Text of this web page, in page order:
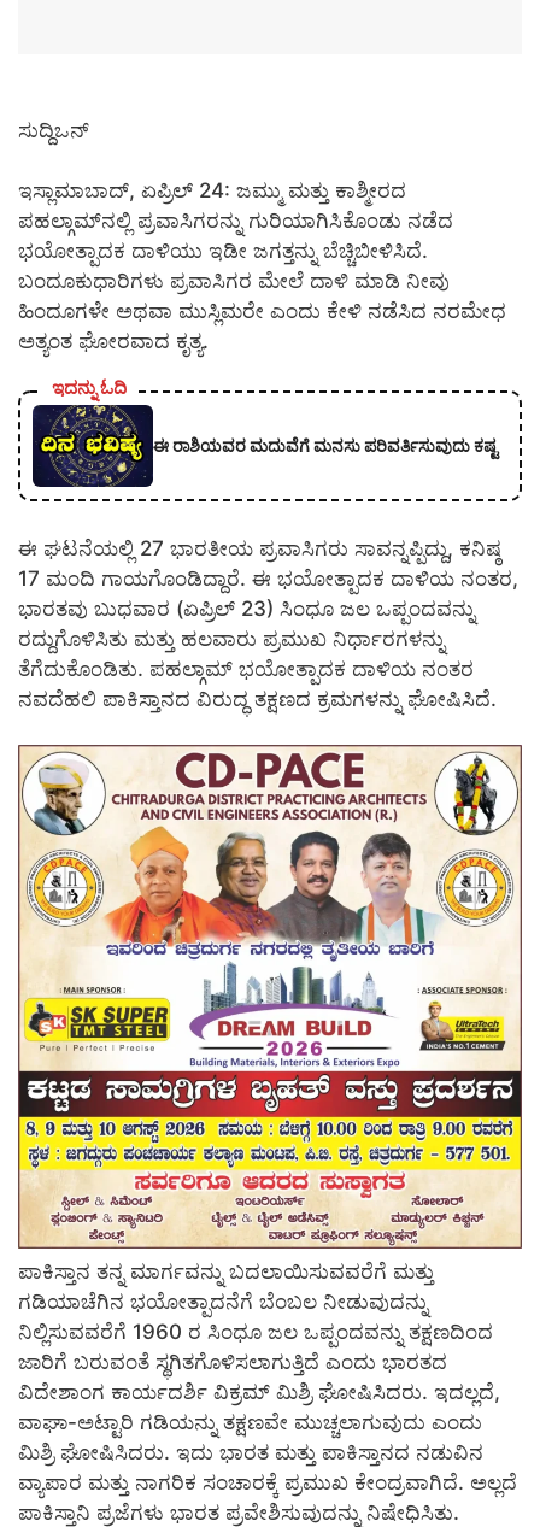
ಸುದ್ದಿಒನ್
ಇಸ್ಲಾಮಾಬಾದ್, ಏಪ್ರಿಲ್ 24: ಜಮ್ಮು ಮತ್ತು ಕಾಶ್ಮೀರದ
ಪಹಲ್ಗಾಮ್‌ನಲ್ಲಿ ಪ್ರವಾಸಿಗರನ್ನು ಗುರಿಯಾಗಿಸಿಕೊಂಡು ನಡೆದ
ಭಯೋತ್ಪಾದಕ ದಾಳಿಯು ಇಡೀ ಜಗತ್ತನ್ನು ಬೆಚ್ಚಿಬೀಳಿಸಿದೆ.
ಬಂದೂಕುಧಾರಿಗಳು ಪ್ರವಾಸಿಗರ ಮೇಲೆ ದಾಳಿ ಮಾಡಿ ನೀವು
ಹಿಂದೂಗಳೇ ಅಥವಾ ಮುಸ್ಲಿಮರೇ ಎಂದು ಕೇಳಿ ನಡೆಸಿದ ನರಮೇಧ
ಅತ್ಯಂತ ಘೋರವಾದ ಕೃತ್ಯ.
ಇದನ್ನು ಓದಿ
ಈ ರಾಶಿಯವರ ಮದುವೆಗೆ ಮನಸು ಪರಿವರ್ತಿಸುವುದು ಕಷ್ಟ
ಈ ಘಟನೆಯಲ್ಲಿ 27 ಭಾರತೀಯ ಪ್ರವಾಸಿಗರು ಸಾವನ್ನಪ್ಪಿದ್ದು, ಕನಿಷ್ಠ
17 ಮಂದಿ ಗಾಯಗೊಂಡಿದ್ದಾರೆ. ಈ ಭಯೋತ್ಪಾದಕ ದಾಳಿಯ ನಂತರ,
ಭಾರತವು ಬುಧವಾರ (ಏಪ್ರಿಲ್ 23) ಸಿಂಧೂ ಜಲ ಒಪ್ಪಂದವನ್ನು
ರದ್ದುಗೊಳಿಸಿತು ಮತ್ತು ಹಲವಾರು ಪ್ರಮುಖ ನಿರ್ಧಾರಗಳನ್ನು
ತೆಗೆದುಕೊಂಡಿತು. ಪಹಲ್ಗಾಮ್ ಭಯೋತ್ಪಾದಕ ದಾಳಿಯ ನಂತರ
ನವದೆಹಲಿ ಪಾಕಿಸ್ತಾನದ ವಿರುದ್ಧ ತಕ್ಷಣದ ಕ್ರಮಗಳನ್ನು ಘೋಷಿಸಿದೆ.
ಪಾಕಿಸ್ತಾನ ತನ್ನ ಮಾರ್ಗವನ್ನು ಬದಲಾಯಿಸುವವರೆಗೆ ಮತ್ತು
ಗಡಿಯಾಚೆಗಿನ ಭಯೋತ್ಪಾದನೆಗೆ ಬೆಂಬಲ ನೀಡುವುದನ್ನು
ನಿಲ್ಲಿಸುವವರೆಗೆ 1960 ರ ಸಿಂಧೂ ಜಲ ಒಪ್ಪಂದವನ್ನು ತಕ್ಷಣದಿಂದ
ಜಾರಿಗೆ ಬರುವಂತೆ ಸ್ಥಗಿತಗೊಳಿಸಲಾಗುತ್ತಿದೆ ಎಂದು ಭಾರತದ
ವಿದೇಶಾಂಗ ಕಾರ್ಯದರ್ಶಿ ವಿಕ್ರಮ್ ಮಿಶ್ರಿ ಘೋಷಿಸಿದರು. ಇದಲ್ಲದೆ,
ವಾಘಾ-ಅಟ್ಟಾರಿ ಗಡಿಯನ್ನು ತಕ್ಷಣವೇ ಮುಚ್ಚಲಾಗುವುದು ಎಂದು
ಮಿಶ್ರಿ ಘೋಷಿಸಿದರು. ಇದು ಭಾರತ ಮತ್ತು ಪಾಕಿಸ್ತಾನದ ನಡುವಿನ
ವ್ಯಾಪಾರ ಮತ್ತು ನಾಗರಿಕ ಸಂಚಾರಕ್ಕೆ ಪ್ರಮುಖ ಕೇಂದ್ರವಾಗಿದೆ. ಅಲ್ಲದೆ
ಪಾಕಿಸ್ತಾನಿ ಪ್ರಜೆಗಳು ಭಾರತ ಪ್ರವೇಶಿಸುವುದನ್ನು ನಿಷೇಧಿಸಿತು.